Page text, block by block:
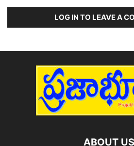
LOG IN TO LEAVE A
ABOUT US